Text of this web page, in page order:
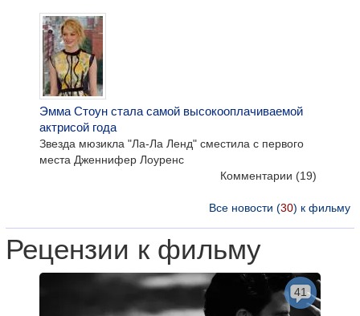
Эмма Стоун стала самой высокооплачиваемой
актрисой года
Звезда мюзикла "Ла-Ла Ленд" сместила с первого
места Дженнифер Лоуренс
Комментарии (19)
Все новости (30) к фильму
Рецензии к фильму
41